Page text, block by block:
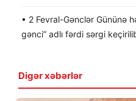
• 2 Fevral-Gənclər Gününə
gənci” adlı fərdi sərgi
Digər xəbərlər